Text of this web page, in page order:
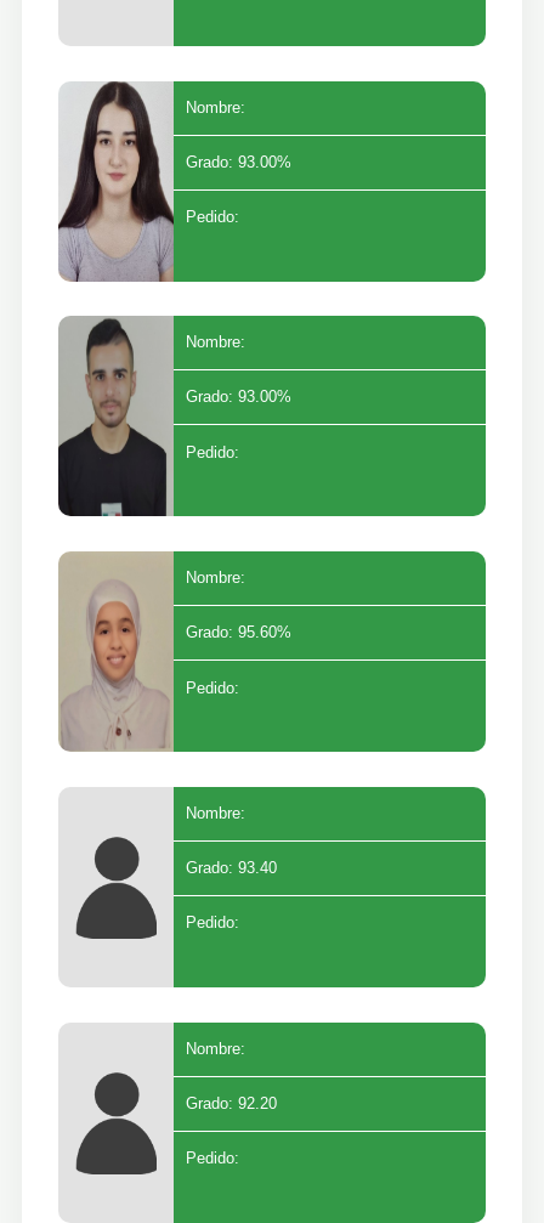
Nombre:
Grado: 93.00%
Pedido:
Nombre:
Grado: 93.00%
Pedido:
Nombre:
Grado: 95.60%
Pedido:
Nombre:
Grado: 93.40
Pedido:
Nombre:
Grado: 92.20
Pedido: